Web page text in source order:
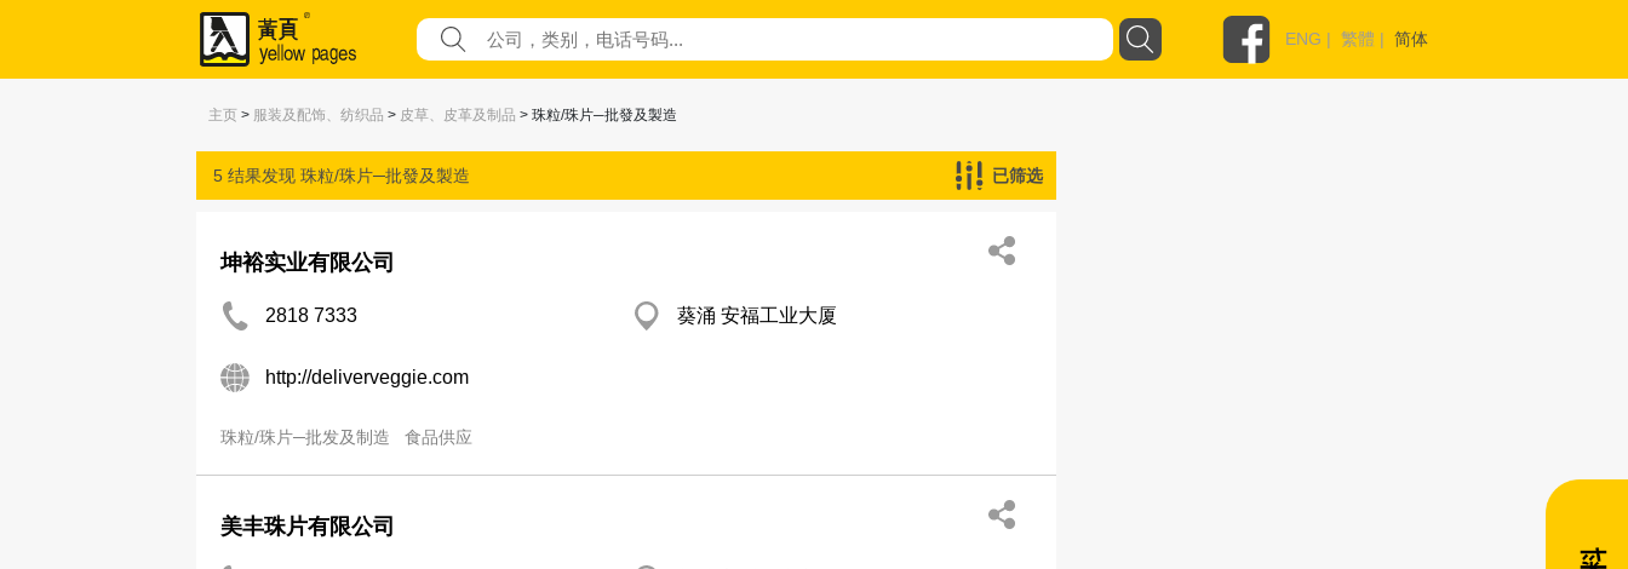
ENG | 繁體 | 简体
主页 > 服装及配饰、纺织品 > 皮草、皮革及制品 > 珠粒/珠片─批發及製造
5 结果发现 珠粒/珠片─批發及製造 已筛选
坤裕实业有限公司
2818 7333 葵涌 安福工业大厦
http://deliverveggie.com
珠粒/珠片─批发及制造 食品供应
美丰珠片有限公司